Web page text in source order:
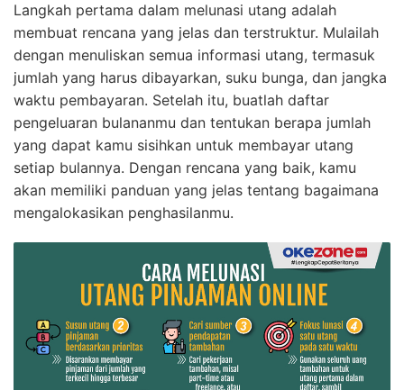
Langkah pertama dalam melunasi utang adalah
membuat rencana yang jelas dan terstruktur. Mulailah
dengan menuliskan semua informasi utang, termasuk
jumlah yang harus dibayarkan, suku bunga, dan jangka
waktu pembayaran. Setelah itu, buatlah daftar
pengeluaran bulananmu dan tentukan berapa jumlah
yang dapat kamu sisihkan untuk membayar utang
setiap bulannya. Dengan rencana yang baik, kamu
akan memiliki panduan yang jelas tentang bagaimana
mengalokasikan penghasilanmu.